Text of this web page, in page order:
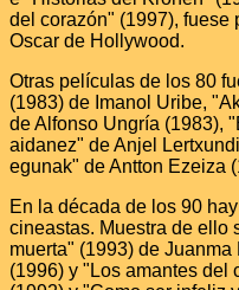
del corazón" (1997), fuese
Oscar de Hollywood.
Otras películas de los 80
(1983) de Imanol Uribe,
de Alfonso Ungría (1983),
aidanez" de Anjel
egunak" de Antton Ezeiza
En la década de los 90
cineastas. Muestra de ello
muerta" (1993) de
(1996) y "Los amantes del